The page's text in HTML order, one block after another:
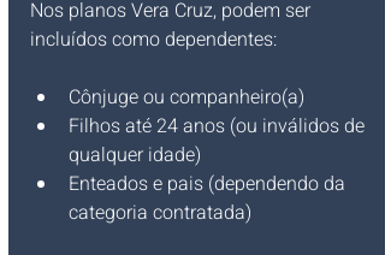
Nos planos Vera Cruz, podem ser
incluídos como dependentes:
Cônjuge ou companheiro(a)
Filhos até 24 anos (ou inválidos de
qualquer idade)
Enteados e pais (dependendo da
categoria contratada)